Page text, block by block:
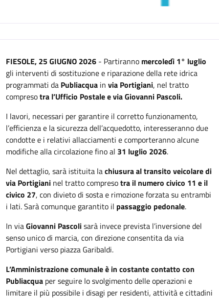
Descrizione
FIESOLE, 25 GIUGNO 2026 - Partiranno mercoledì 1° luglio
gli interventi di sostituzione e riparazione della rete idrica
programmati da Publiacqua in via Portigiani, nel tratto
compresotra l’Ufficio Postale e via Giovanni Pascoli.
I lavori, necessari per garantire il corretto funzionamento,
l’efficienza e la sicurezza dell’acquedotto, interesseranno due
condotte e i relativi allacciamenti e comporteranno alcune
modifiche alla circolazione fino al 31 luglio 2026.
Nel dettaglio, sarà istituita lachiusura al transito veicolare di
via Portigiani nel tratto compresotra il numero civico 11 e il
civico 27, con divieto di sosta e rimozione forzata su entrambi
i lati. Sarà comunque garantito il passaggio pedonale.
In viaGiovanni Pascolisarà invece prevista l’inversione del
senso unico di marcia, con direzione consentita da via
Portigiani verso piazza Garibaldi.
L’Amministrazione comunale è in costante contatto con
Publiacqua per seguire lo svolgimento delle operazioni e
limitare il più possibile i disagi per residenti, attività e cittadini